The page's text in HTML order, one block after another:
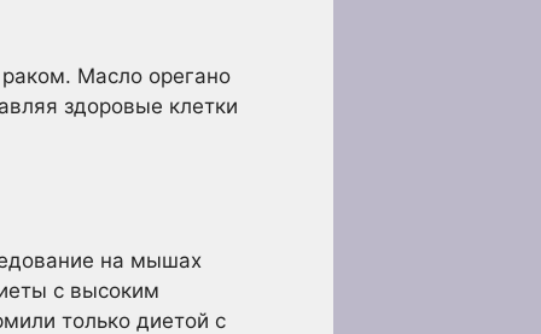
Масло орегано
здоровые клетки
на мышах
с высоким
только диетой с